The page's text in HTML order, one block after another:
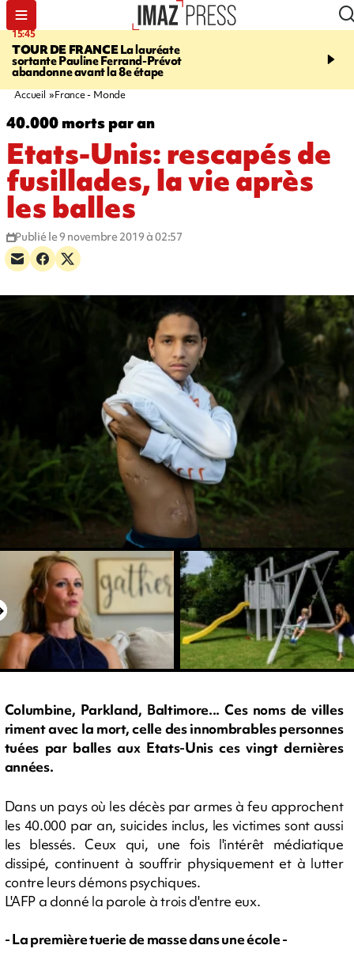
15:45
TOUR DE FRANCELa lauréate
sortante Pauline Ferrand-Prévot
abandonne avant la 8e étape
20:17
routière, concours de
Accueil France - Monde
40.000 morts par an
Etats-Unis: rescapés de
fusillades, la vie après
les balles
Publié le 9 novembre 2019 à 02:57
Columbine, Parkland, Baltimore... Ces noms de villes
riment avec la mort, celle des innombrables personnes
tuées par balles aux Etats-Unis ces vingt dernières
années.
Dans un pays où les décès par armes à feu approchent
les 40.000 par an, suicides inclus, les victimes sont aussi
les blessés. Ceux qui, une fois l'intérêt médiatique
dissipé, continuent à souffrir physiquement et à lutter
contre leurs démons psychiques.
L'AFP a donné la parole à trois d'entre eux.
- La première tuerie de masse dans une école -